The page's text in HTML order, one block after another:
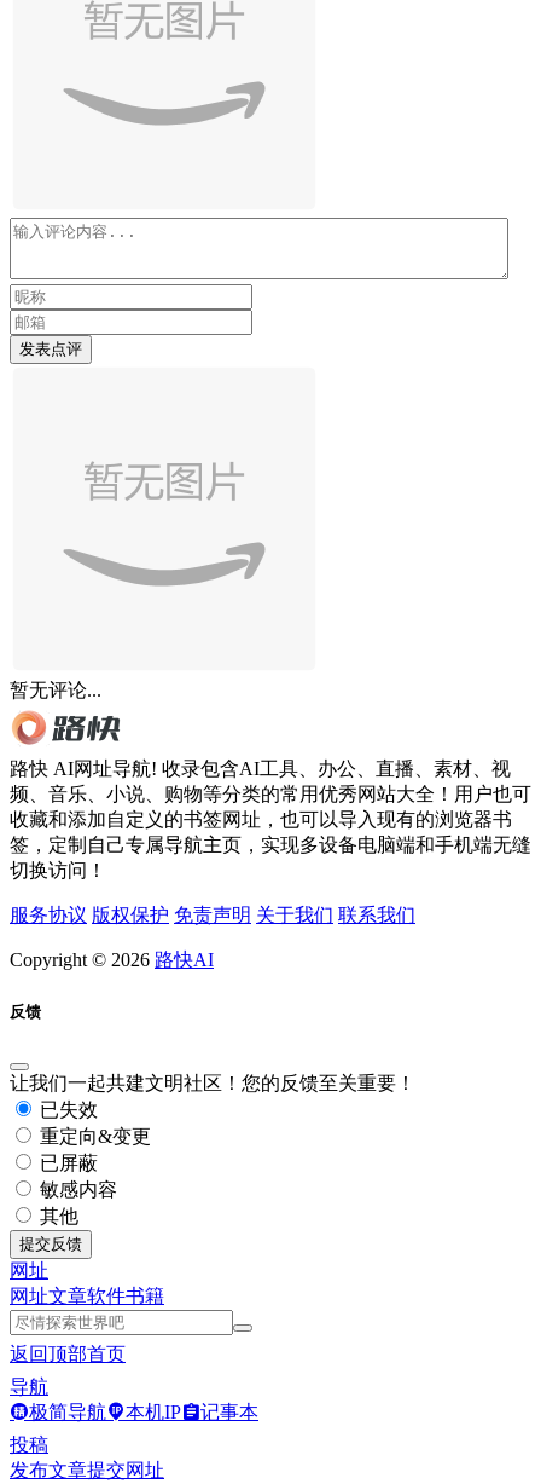
发表点评
暂无评论...
路快 AI网址导航! 收录包含AI工具、办公、直播、素材、视
频、音乐、小说、购物等分类的常用优秀网站大全！用户也可
收藏和添加自定义的书签网址，也可以导入现有的浏览器书
签，定制自己专属导航主页，实现多设备电脑端和手机端无缝
切换访问！
服务协议 版权保护 免责声明 关于我们 联系我们
Copyright © 2026 路快AI
反馈
让我们一起共建文明社区！您的反馈至关重要！
已失效
重定向&变更
已屏蔽
敏感内容
其他
提交反馈
网址
网址文章软件书籍
返回顶部首页
导航
极简导航
本机IP
记事本
投稿
发布文章提交网址